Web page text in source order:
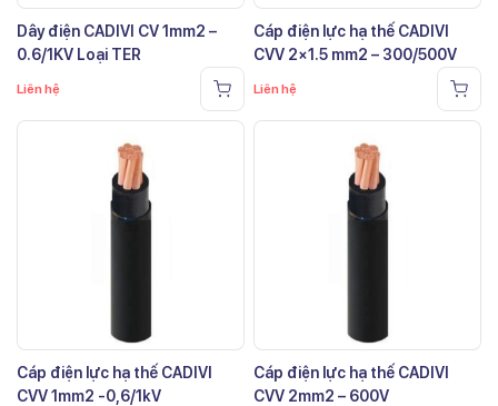
Dây điện CADIVI CV 1mm2 –
0.6/1KV Loại TER
Liên hệ
Cáp điện lực hạ thế CADIVI
CVV 2×1.5 mm2 – 300/500V
Liên hệ
Cáp điện lực hạ thế CADIVI
CVV 1mm2 -0,6/1kV
Cáp điện lực hạ thế CADIVI
CVV 2mm2 – 600V